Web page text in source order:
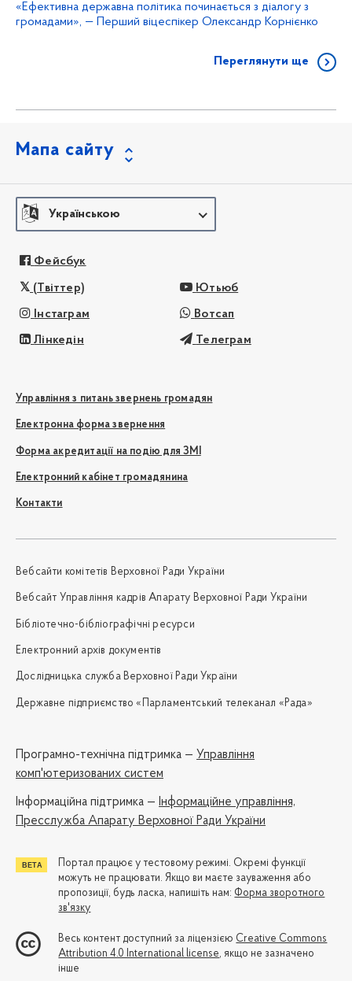
«Ефективна державна політика починається з діалогу з
громадами», — Перший віцеспікер Олександр Корнієнко
Переглянути ще
Мапа сайту
Українською
Фейсбук
(Твіттер) Ютьюб
Інстаграм Вотсап
Лінкедін Телеграм
Управління з питань звернень громадян
Електронна форма звернення
Форма акредитації на подію для ЗМІ
Електронний кабінет громадянина
Контакти
Вебсайти комітетів Верховної Ради України
Вебсайт Управління кадрів Апарату Верховної Ради України
Бібліотечно-бібліографічні ресурси
Електронний архів документів
Дослідницька служба Верховної Ради України
Державне підприємство «Парламентський телеканал «Рада»
Програмно-технічна підтримка — Управління
комп'ютеризованих систем
Iнформаційна підтримка — Інформаційне управління,
Пресслужба Апарату Верховної Ради України
Портал працює у тестовому режимі. Окремі функції
можуть не працювати. Якщо ви маєте зауваження або
пропозиції, будь ласка, напишіть нам: Форма зворотного
зв'язку
Весь контент доступний за ліцензією Creative Commons
Attribution 4.0 International license, якщо не зазначено
інше